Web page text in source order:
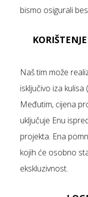
bismo osigurali
Naš tim može
isključivo iza kulisa
Međutim, cijena
uključuje Enu
projekta. Ena
kojih će osobno
ekskluzivnost.